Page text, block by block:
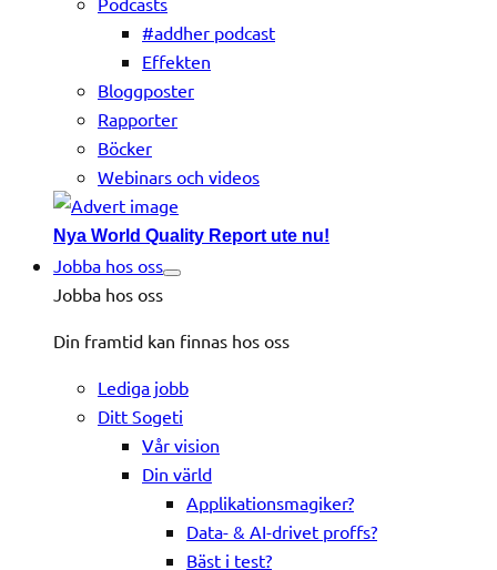
#addher podcast
Effekten
Bloggposter
Rapporter
Böcker
Webinars och videos
Nya World Quality Report ute nu!
Jobba hos oss
Jobba hos oss
Din framtid kan finnas hos oss
Lediga jobb
Ditt Sogeti
Vår vision
Din värld
Applikationsmagiker?
Data- & AI-drivet proffs?
Bäst i test?